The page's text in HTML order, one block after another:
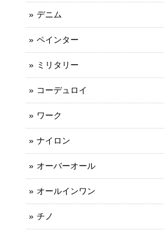
デニム
ペインター
ミリタリー
コーデュロイ
ワーク
ナイロン
オーバーオール
オールインワン
チノ